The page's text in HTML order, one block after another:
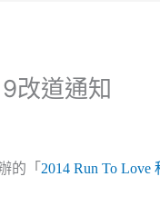
改道通知
的「 2014 Run To